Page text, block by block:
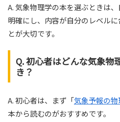
A. 気象物理学の本を選ぶときは
明確にし、内容が自分のレベル
とが大切です。
Q. 初心者はどんな気象物
き？
A. 初心者は、まず「気象予報の物
本から読むのがおすすめです。